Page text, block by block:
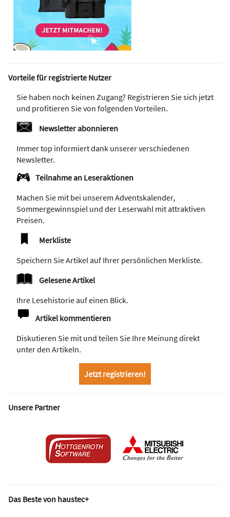
Vorteile für registrierte Nutzer
Sie haben noch keinen Zugang? Registrieren Sie sich jetzt
und profitieren Sie von folgenden Vorteilen.
Newsletter abonnieren
Immer top informiert dank unserer verschiedenen
Newsletter.
Teilnahme an Leseraktionen
Machen Sie mit bei unserem Adventskalender,
Sommergewinnspiel und der Leserwahl mit attraktiven
Preisen.
Merkliste
Speichern Sie Artikel auf Ihrer persönlichen Merkliste.
Gelesene Artikel
Ihre Lesehistorie auf einen Blick.
Artikel kommentieren
Diskutieren Sie mit und teilen Sie Ihre Meinung direkt
unter den Artikeln.
Jetzt registrieren!
Unsere Partner
Das Beste von haustec+